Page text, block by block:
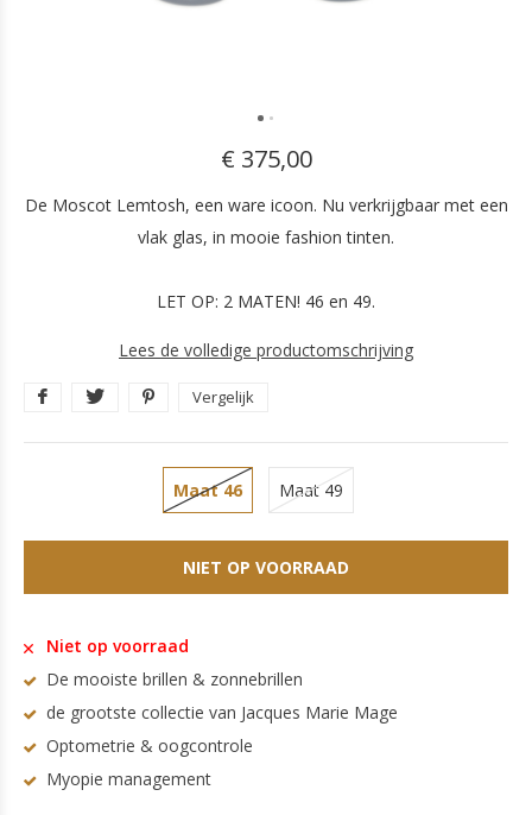
€ 375,00
De Moscot Lemtosh, een ware icoon. Nu verkrijgbaar met een
vlak glas, in mooie fashion tinten.
LET OP: 2 MATEN! 46 en 49.
Lees de volledige productomschrijving
Vergelijk
Maat 46 Maat 49
NIET OP VOORRAAD
Niet op voorraad
De mooiste brillen & zonnebrillen
de grootste collectie van Jacques Marie Mage
Optometrie & oogcontrole
Myopie management